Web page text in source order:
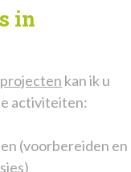
in
kan ik u
activiteiten:
(voorbereiden en